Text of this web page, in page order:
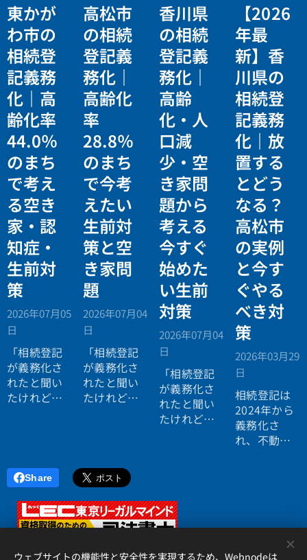
東かが
わ市の
相続登
記義務
化｜高
齢化率
44.0％
のまち
で考え
る空き
家・認
知症・
生前対
策
2026年07月05
日
「相続登記
が義務化さ
れたと聞い
たけれど、
高松市
の相続
登記義
務化｜
高齢化
率
28.8％
のまち
で今考
えたい
生前対
策と空
き家問
題
2026年07月04
日
「相続登記
が義務化さ
れたと聞い
たけれど、
香川県
の相続
登記義
務化｜
高齢
化・人
口減
少・空
き家問
題から
考える
今すぐ
始めた
い生前
対策
2026年07月04
日
「相続登記
が義務化さ
れたと聞い
たけれど、
【2026
年最
新】香
川県の
相続登
記義務
化｜放
置する
とどう
なる？
高松市
の実例
と今す
ぐやる
べき対
策
2026年03月29
日
相続登記は
2024年から
義務化さ
れ、不動産
香川県でも
「実家の名
Share
ウェブサイトの機能性と安全性を実現するため、Webnodeは